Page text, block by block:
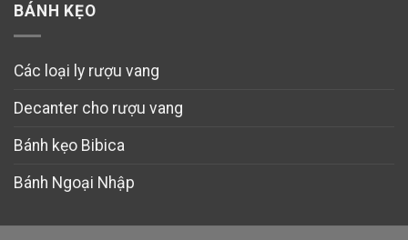
BÁNH KẸO
Các loại ly rượu vang
Decanter cho rượu vang
Bánh kẹo Bibica
Bánh Ngoại Nhập